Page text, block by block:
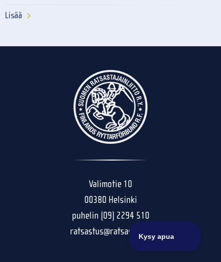
Lisää
Valimotie 10
00380 Helsinki
puhelin (09) 2294 510
ratsastus@ratsastus.fi